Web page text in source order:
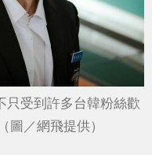
只受到許多台韓粉絲歡
圖／網飛提供）